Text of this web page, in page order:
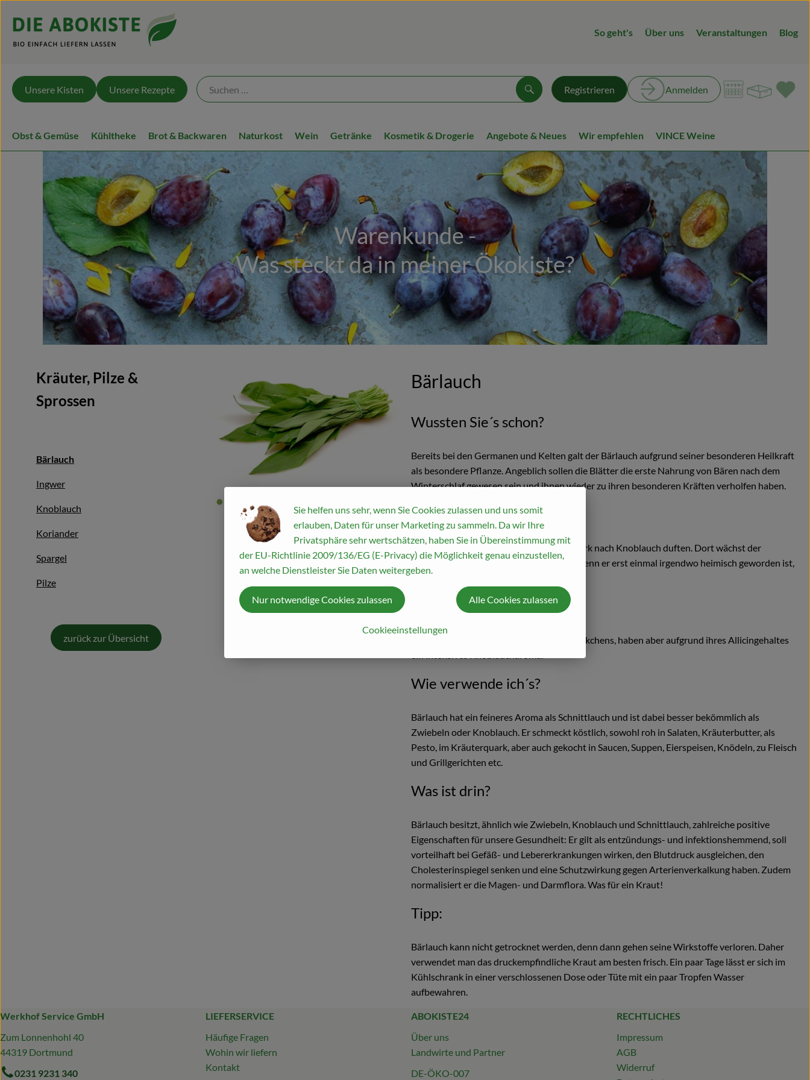
So geht's Über uns Veranstaltungen Blog
Registrieren Anmelden
Suchen
Unsere Kisten Unsere Rezepte
Obst & Gemüse Kühltheke Brot & Backwaren Naturkost Wein Getränke Kosmetik & Drogerie Angebote & Neues Wir empfehlen VINCE Weine
Warenkunde -
Was steckt da in meiner Ökokiste?
Kräuter, Pilze &
Sprossen
Bärlauch
Ingwer
Knoblauch
Koriander
Spargel
Pilze
zurück zur Übersicht
Bärlauch
Wussten Sie´s schon?
Bereits bei den Germanen und Kelten galt der Bärlauch aufgrund seiner besonderen Heilkraft
als besondere Pflanze. Angeblich sollen die Blätter die erste Nahrung von Bären nach dem
Winterschlaf gewesen sein und ihnen wieder zu ihren besonderen Kräften verholfen haben.
Wo kommt´s her?
Im Frühling gibt es Stellen im Wald, die stark nach Knoblauch duften. Dort wächst der
Bärlauch, meist in großen Flächen, denn wenn er erst einmal irgendwo heimisch geworden ist,
Wie sieht´s aus?
Bärlauchblätter ähneln denen des Maiglöckchens, haben aber aufgrund ihres Allicingehaltes
Wie verwende ich´s?
Bärlauch hat ein feineres Aroma als Schnittlauch und ist dabei besser bekömmlich als
Zwiebeln oder Knoblauch. Er schmeckt köstlich, sowohl roh in Salaten, Kräuterbutter, als
Pesto, im Kräuterquark, aber auch gekocht in Saucen, Suppen, Eierspeisen, Knödeln, zu Fleisch
und Grillgerichten etc.
Was ist drin?
Bärlauch besitzt, ähnlich wie Zwiebeln, Knoblauch und Schnittlauch, zahlreiche positive
Eigenschaften für unsere Gesundheit: Er gilt als entzündungs- und infektionshemmend, soll
vorteilhaft bei Gefäß- und Lebererkrankungen wirken, den Blutdruck ausgleichen, den
Cholesterinspiegel senken und eine Schutzwirkung gegen Arterienverkalkung haben. Zudem
normalisiert er die Magen- und Darmflora. Was für ein Kraut!
Tipp:
Bärlauch kann nicht getrocknet werden, denn dann gehen seine Wirkstoffe verloren. Daher
verwendet man das druckempfindliche Kraut am besten frisch. Ein paar Tage lässt er sich im
Kühlschrank in einer verschlossenen Dose oder Tüte mit ein paar Tropfen Wasser
aufbewahren.
Werkhof Service GmbH
Zum Lonnenhohl 40
44319 Dortmund
0231 9231 340
LIEFERSERVICE
Häufige Fragen
Wohin wir liefern
Kontakt
ABOKISTE24
Über uns
Landwirte und Partner
DE-ÖKO-007
RECHTLICHES
Impressum
AGB
Widerruf
Sie helfen uns sehr, wenn Sie Cookies zulassen und uns somit
erlauben, Daten für unser Marketing zu sammeln. Da wir Ihre
Privatsphäre sehr wertschätzen, haben Sie in Übereinstimmung mit
der EU-Richtlinie 2009/136/EG (E-Privacy) die Möglichkeit genau einzustellen,
an welche Dienstleister Sie Daten weitergeben.
Cookieeinstellungen
Nur notwendige Cookies zulassen Alle Cookies zulassen